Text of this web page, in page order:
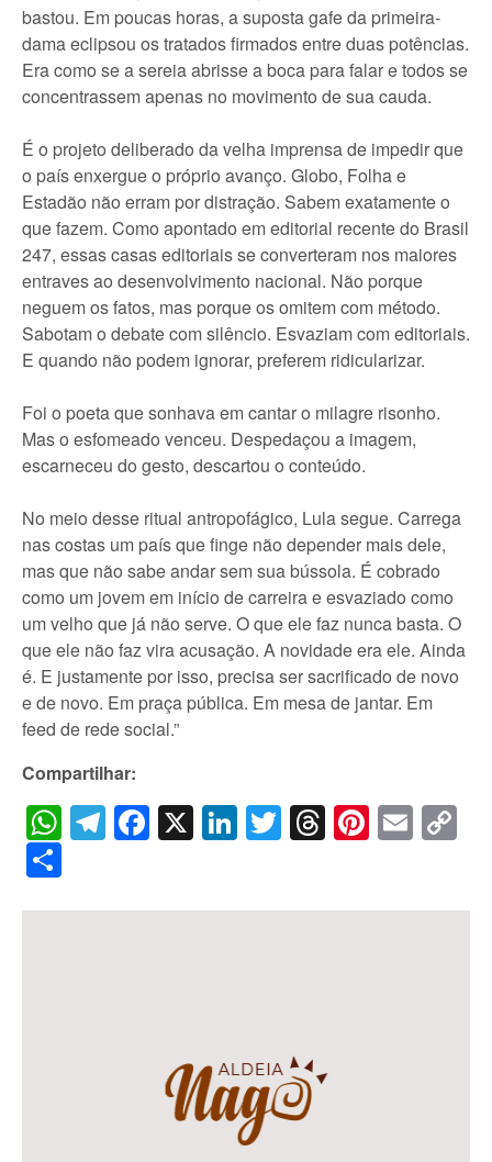
bastou. Em poucas horas, a suposta gafe da primeira-
dama eclipsou os tratados firmados entre duas potências.
Era como se a sereia abrisse a boca para falar e todos se
concentrassem apenas no movimento de sua cauda.
É o projeto deliberado da velha imprensa de impedir que
o país enxergue o próprio avanço. Globo, Folha e
Estadão não erram por distração. Sabem exatamente o
que fazem. Como apontado em editorial recente do Brasil
247, essas casas editoriais se converteram nos maiores
entraves ao desenvolvimento nacional. Não porque
neguem os fatos, mas porque os omitem com método.
Sabotam o debate com silêncio. Esvaziam com editoriais.
E quando não podem ignorar, preferem ridicularizar.
Foi o poeta que sonhava em cantar o milagre risonho.
Mas o esfomeado venceu. Despedaçou a imagem,
escarneceu do gesto, descartou o conteúdo.
No meio desse ritual antropofágico, Lula segue. Carrega
nas costas um país que finge não depender mais dele,
mas que não sabe andar sem sua bússola. É cobrado
como um jovem em início de carreira e esvaziado como
um velho que já não serve. O que ele faz nunca basta. O
que ele não faz vira acusação. A novidade era ele. Ainda
é. E justamente por isso, precisa ser sacrificado de novo
e de novo. Em praça pública. Em mesa de jantar. Em
feed de rede social.”
Compartilhar:
WhatsApp
Telegram
Facebook
X LinkedIn
Twitter
Threads